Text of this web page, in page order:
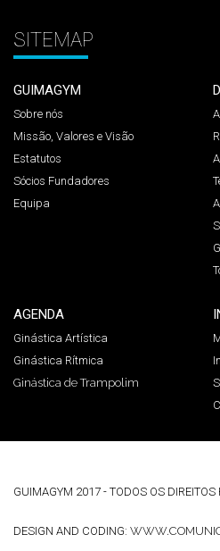
SITEMAP
GUIMAGYM
Sobre nós
Missão, Valores e Visão
Estatutos
Sócios Fundadores
Equipa
AGENDA
Ginástica Artística
Ginástica Rítmica
Ginástica de Trampolim
GUIMAGYM 2017 - TODOS OS DIREITOS
DESIGN AND CODING: